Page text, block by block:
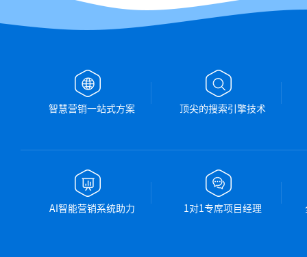
智慧营销一站式方案 顶尖的搜索引擎技术
AI智能营销系统助力 1对1专席项目经理